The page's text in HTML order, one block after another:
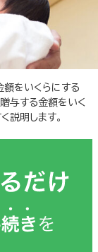
額をいくらにする
与する金額をいく
説明します。